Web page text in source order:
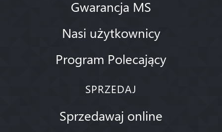
Gwarancja MS
Nasi użytkownicy
Program Polecający
SPRZEDAJ
Sprzedawaj online